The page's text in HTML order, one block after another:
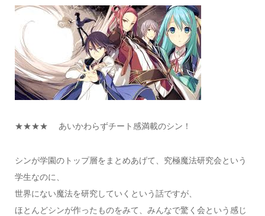
★★★★ あいかわらずチート感満載のシン！
シンが学園のトップ層をまとめあげて、究極魔法研究会という
学生なのに、
世界にない魔法を研究していくという話ですが、
ほとんどシンが作ったものをみて、みんなで驚く会という感じ